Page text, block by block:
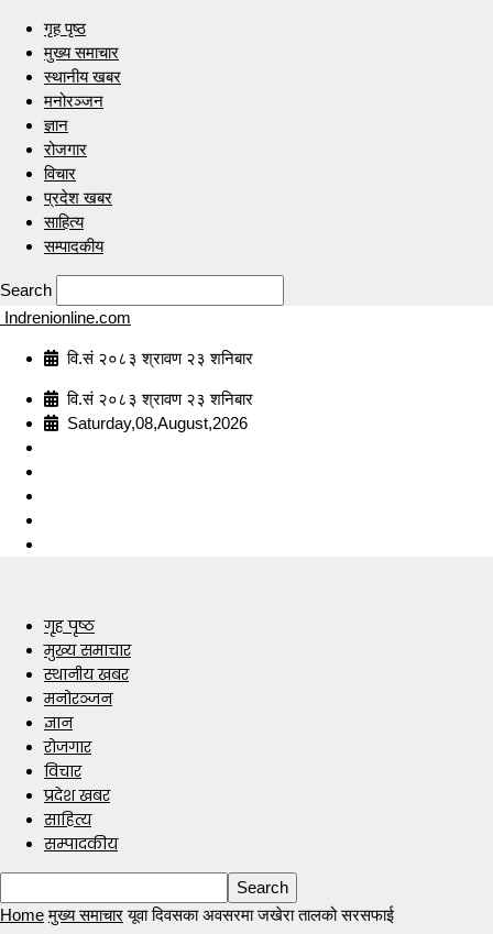
गृह पृष्ठ
मुख्य समाचार
स्थानीय खबर
मनोरञ्जन
ज्ञान
रोजगार
विचार
प्रदेश खबर
साहित्य
सम्पादकीय
Search
Indrenionline.com
वि.सं २०८३ श्रावण २३ शनिबार
वि.सं २०८३ श्रावण २३ शनिबार
Saturday,08,August,2026
गृह पृष्ठ
मुख्य समाचार
स्थानीय खबर
मनोरञ्जन
ज्ञान
रोजगार
विचार
प्रदेश खबर
साहित्य
सम्पादकीय
Home मुख्य समाचार यूवा दिवसका अवसरमा जखेरा तालको सरसफाई